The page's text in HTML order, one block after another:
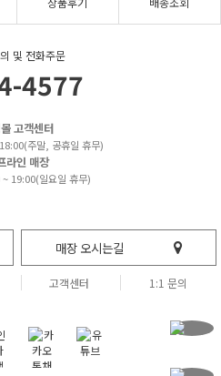
및 전화주문
4577
고객센터
주말, 공휴일 휴무)
라인 매장
19:00(일요일 휴무)
매장 오시는길
고객센터 1:1 문의